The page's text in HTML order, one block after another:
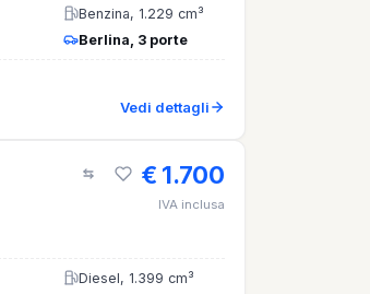
Benzina, 1.229 cm³
Berlina, 3 porte
Vedi dettagli
€ 1.700
IVA inclusa
Diesel, 1.399 cm³